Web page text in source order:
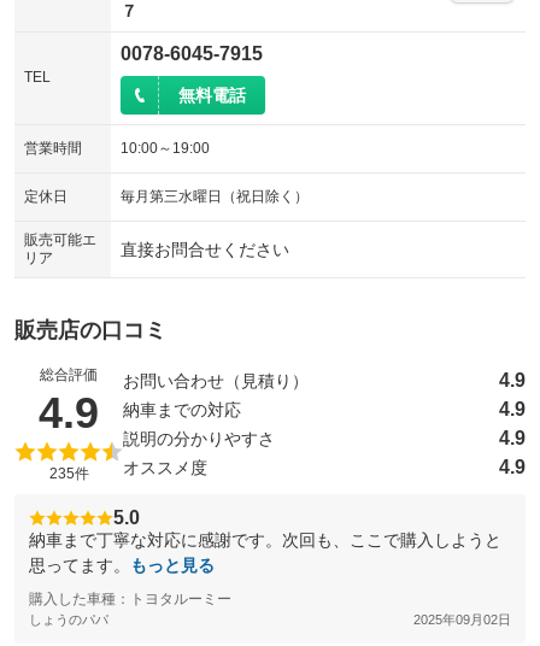
７
TEL
0078-6045-7915
無料電話
営業時間 10:00～19:00
定休日 毎月第三水曜日（祝日除く）
販売可能エ
リア
直接お問合せください
販売店の口コミ
総合評価
4.9 （5点満点中）
235件
お問い合わせ（見積り） 4.9
納車までの対応 4.9
説明の分かりやすさ 4.9
オススメ度 4.9
5.0
納車まで丁寧な対応に感謝です。次回も、ここで購入しようと
思ってます。
もっと見る
購入した車種：トヨタルーミー
しょうのパパ 2025年09月02日